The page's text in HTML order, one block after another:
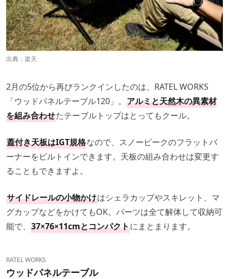
出典： 楽天
2月の5位から再びランクインしたのは、RATEL WORKS
「ウッドパネルテーブル120」。 アルミと天然木の異素材
を組み合わせたテーブルトップはとってもクール。
蓋付き天板はIGT規格なので、スノーピークのフラットバ
ーナーをビルトインできます。天板の組み合わせは変更す
ることもできますよ。
サイドレールの小物かけはシェラカップやスキレット、マ
グカップなどをかけてもOK。パーツは全て解体して収納可
能で、 37×76×11cmとコンパクトにまとまります。
RATEL WORKS
ウッドパネルテーブル